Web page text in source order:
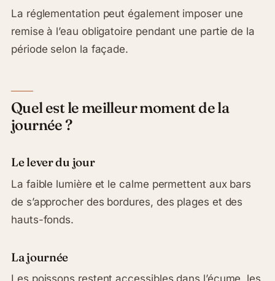
La réglementation peut également imposer une
remise à l’eau obligatoire pendant une partie de la
période selon la façade.
Quel est le meilleur moment de la
journée ?
Le lever du jour
La faible lumière et le calme permettent aux bars
de s’approcher des bordures, des plages et des
hauts-fonds.
La journée